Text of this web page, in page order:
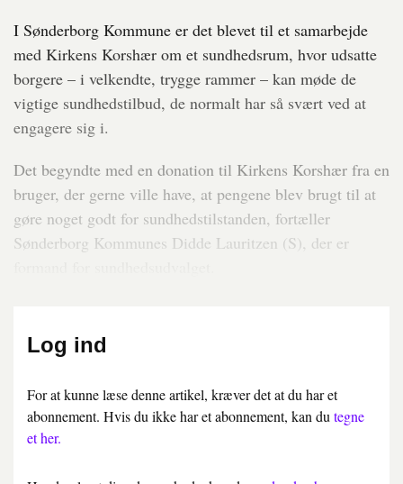
I Sønderborg Kommune er det blevet til et samarbejde
med Kirkens Korshær om et sundhedsrum, hvor udsatte
borgere – i velkendte, trygge rammer – kan møde de
vigtige sundhedstilbud, de normalt har så svært ved at
engagere sig i.
Det begyndte med en donation til Kirkens Korshær fra en
bruger, der gerne ville have, at pengene blev brugt til at
gøre noget godt for sundhedstilstanden, fortæller
Sønderborg Kommunes Didde Lauritzen (S), der er
Log ind
For at kunne læse denne artikel, kræver det at du har et
abonnement. Hvis du ikke har et abonnement, kan du tegne
et her.